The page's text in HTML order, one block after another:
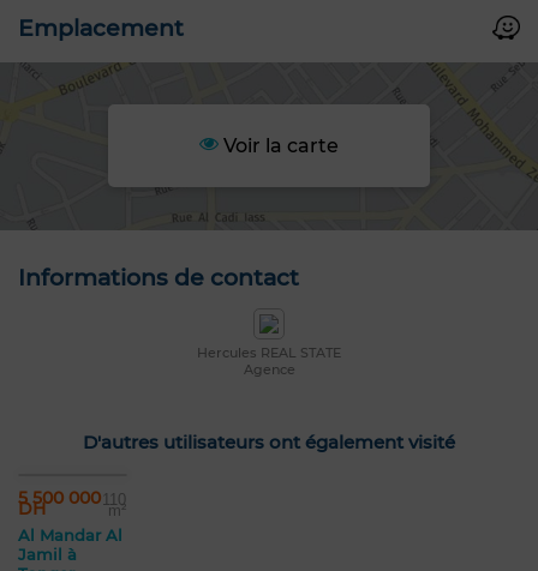
Emplacement
Voir la carte
Informations de contact
Hercules REAL STATE
Agence
D'autres utilisateurs ont également visité
5 500 000
DH 110
m²
Al Mandar Al
Jamil à